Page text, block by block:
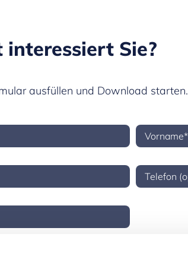
interessiert Sie?
ausfüllen und Download starten.